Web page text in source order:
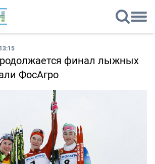
финал лыжных
ФосАгро